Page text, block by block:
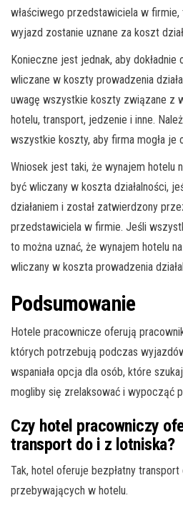
właściwego przedstawiciela w
wyjazd zostanie uznane za koszt
Konieczne jest jednak, aby
wliczane w koszty prowadzenia
uwagę wszystkie koszty związane z
hotelu, transport, jedzenie i inne.
wszystkie koszty, aby firma mogła je
Wniosek jest taki, że wynajem hotelu
być wliczany w koszta działalności,
działaniem i został zatwierdzony
przedstawiciela w firmie. Jeśli
to można uznać, że wynajem hotelu
wliczany w koszta prowadzenia
Podsumowanie
Hotele pracownicze oferują
których potrzebują podczas
wspaniała opcja dla osób, które
mogliby się zrelaksować i wypocząć
Czy hotel pracowniczy
transport do i z lotniska?
Tak, hotel oferuje bezpłatny
przebywających w hotelu.